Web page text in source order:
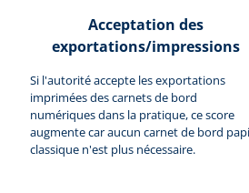
Acceptation des
exportations/impressions
Si l'autorité accepte les exportations
imprimées des carnets de bord
numériques dans la pratique, ce score
augmente car aucun carnet de bord
classique n'est plus nécessaire.